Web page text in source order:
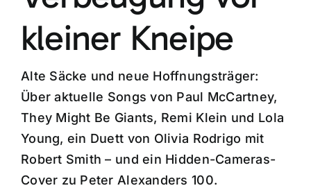
kleiner Kneipe
Alte Säcke und neue Hoffnungsträger:
Über aktuelle Songs von Paul McCartney,
They Might Be Giants, Remi Klein und Lola
Young, ein Duett von Olivia Rodrigo mit
Robert Smith – und ein Hidden-Cameras-
Cover zu Peter Alexanders 100.